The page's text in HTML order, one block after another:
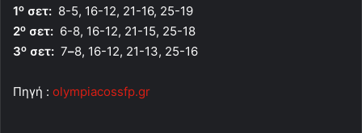
1ο σετ: 8-5, 16-12, 21-16, 25-19
2ο σετ: 6-8, 16-12, 21-15, 25-18
3ο σετ: 7–8, 16-12, 21-13, 25-16
Πηγή : olympiacossfp.gr